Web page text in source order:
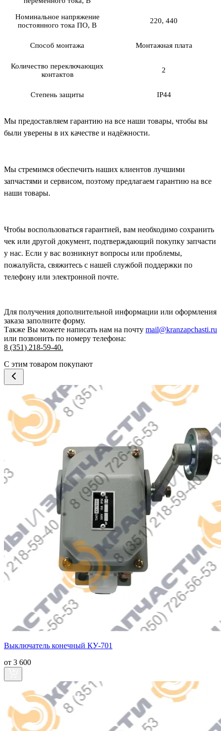
Номинальное напряжение
постоянного тока ПО, В
220, 440
Способ монтажа Монтажная плата
Количество переключающих
контактов
2
Степень защиты IP44
Мы предоставляем гарантию на все наши товары, чтобы вы
были уверены в их качестве и надёжности.
Мы стремимся обеспечить наших клиентов лучшими
запчастями и сервисом, поэтому предлагаем гарантию на все
наши товары.
Чтобы воспользоваться гарантией, вам необходимо сохранить
чек или другой документ, подтверждающий покупку запчасти
у нас. Если у вас возникнут вопросы или проблемы,
пожалуйста, свяжитесь с нашей службой поддержки по
телефону или электронной почте.
Для получения дополнительной информации или оформления
заказа заполните форму.
Также Вы можете написать нам на почту mail@kranzapchasti.ru
или позвонить по номеру телефона:
8 (351) 218-59-40.
С этим товаром покупают
Выключатель конечный КУ-701
от 3 600